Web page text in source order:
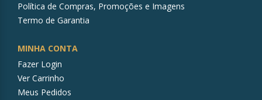
Política de Compras, Promoções e Imagens
Termo de Garantia
MINHA CONTA
Fazer Login
Ver Carrinho
Meus Pedidos